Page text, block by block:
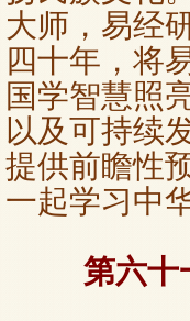
大师，易经
四十年，将
国学智慧照
以及可持续
提供前瞻性
一起学习中
第六十